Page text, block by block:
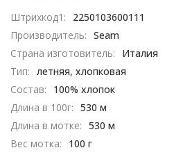
Штрихкод1:
2250103600111
Производитель: Seam
Страна изготовитель:
Италия
Тип: летняя, хлопковая
Состав:
100% хлопок
Длина в 100г: 530 м
Длина в мотке: 530 м
Вес мотка:
100 г